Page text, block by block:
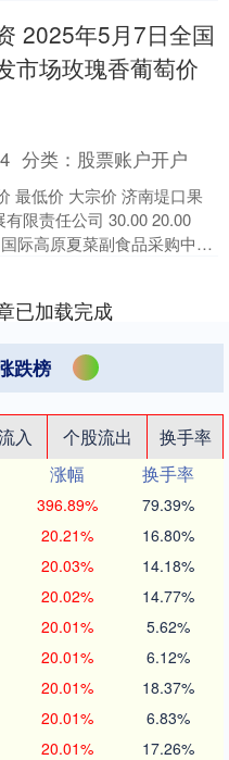
2025年5月7日全国
市场玫瑰香葡萄价
分类： 股票账户开户
最低价 大宗价 济南堤口果
有限责任公司 30.00 20.00
际高原夏菜副食品采购中心
已加载完成
跌榜
入 个股流出
换手率
涨幅
换手率
396.89% 79.39%
20.21% 16.80%
20.03% 14.18%
20.02% 14.77%
20.01% 5.62%
20.01% 6.12%
20.01% 18.37%
20.01% 6.83%
20.01% 17.26%